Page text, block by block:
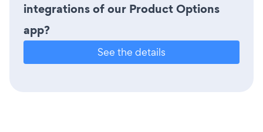
integrations of our Product Options
app?
See the details